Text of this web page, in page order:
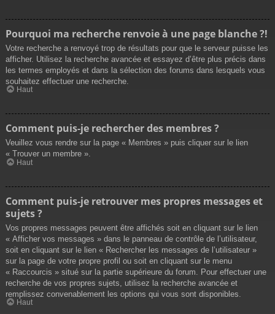
Pourquoi ma recherche renvoie à une page blanche ?!
Votre recherche a renvoyé trop de résultats pour que le serveur puisse les
afficher. Utilisez la recherche avancée et essayez d’être plus précis dans
les termes employés et dans la sélection des forums dans lesquels vous
souhaitez effectuer une recherche.
Haut
Comment puis-je rechercher des membres ?
Veuillez vous rendre sur la page « Membres » puis cliquer sur le lien
« Trouver un membre ».
Haut
Comment puis-je retrouver mes propres messages et
sujets ?
Vos propres messages peuvent être affichés soit en cliquant sur le lien
« Afficher vos messages » dans le panneau de contrôle de l’utilisateur,
soit en cliquant sur le lien « Rechercher les messages de l’utilisateur »
sur la page de votre propre profil ou soit en cliquant sur le menu
« Raccourcis » situé sur la partie supérieure du forum. Pour effectuer une
recherche de vos propres sujets, utilisez la recherche avancée et
remplissez convenablement les options qui vous sont disponibles.
Haut